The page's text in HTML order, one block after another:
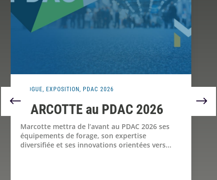
BLOGUE EXPOSITION PDAC 2026
MARCOTTE au PDAC 2026
Marcotte mettra de l’avant au PDAC 2026 ses
équipements de forage, son expertise
diversifiée et ses innovations orientées vers...